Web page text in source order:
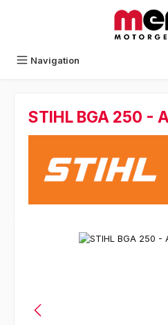
Navigation
STIHL BGA 250 -
Bildergalerie überspringen